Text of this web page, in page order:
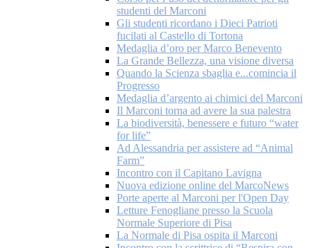
studenti del Marconi
Gli studenti ricordano i Dieci Patrioti
fucilati al Castello di Tortona
Medaglia d’oro per Marco Benevento
La Grande Bellezza, una visione diversa
Quando la Scienza sbaglia e...comincia il
Progresso
Medaglia d’argento ai chimici del Marconi
Il Marconi torna ad avere la sua palestra
La biodiversità, benessere e futuro “water
for life”
Ad Alessandria per assistere ad “Animal
Farm”
Incontro con il Capitano Lavigna
Nuova edizione online del MarcoNews
Porte aperte al Marconi per l'Open Day
Letture Fenogliane presso la Scuola
Normale Superiore di Pisa
La Normale di Pisa ospita il Marconi